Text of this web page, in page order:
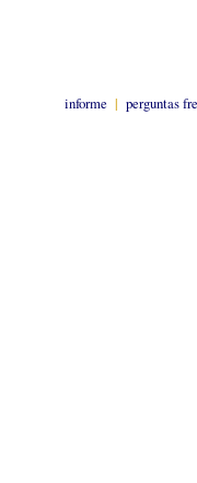
informe | perguntas